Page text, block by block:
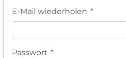
E-Mail wiederholen *
Passwort *